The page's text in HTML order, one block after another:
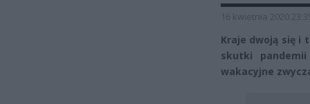
16 kwietnia 2020
Kraje dwoją się i
skutki pandemii
wakacyjne